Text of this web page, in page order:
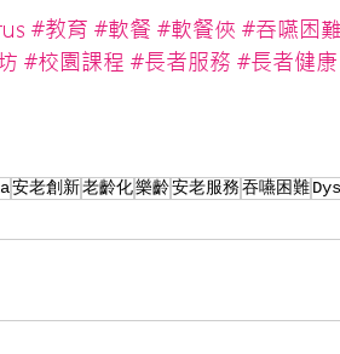
#教育 #軟餐 #軟餐俠 #吞嚥困難
#校園課程 #長者服務 #長者健康
安老創新老齡化樂齡安老服務吞嚥困難